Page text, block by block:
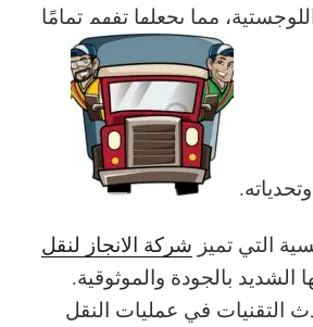
مما يجعلها تفهم تمامًا
التي تميز شركة الانجاز لنقل
الشديد بالجودة والموثوقية.
التقنيات في عمليات النقل